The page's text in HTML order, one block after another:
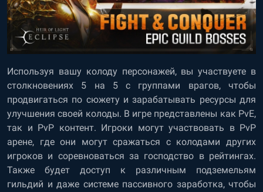
Используя вашу колоду персонажей, вы участвуете в
столкновениях 5 на 5 с группами врагов, чтобы
продвигаться по сюжету и зарабатывать ресурсы для
улучшения своей колоды. В игре представлены как PvE,
так и PvP контент. Игроки могут участвовать в PvP
арене, где они могут сражаться с колодами других
игроков и соревноваться за господство в рейтингах.
Также будет доступ к различным подземельям
гильдий и даже системе пассивного заработка, чтобы